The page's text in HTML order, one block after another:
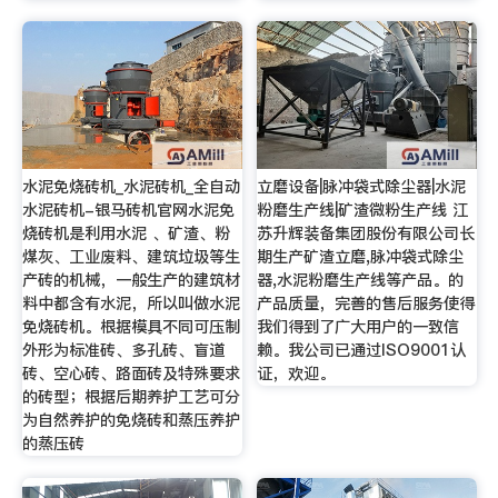
水泥免烧砖机_水泥砖机_全自动
水泥砖机-银马砖机官网水泥免
烧砖机是利用水泥 、矿渣、粉
煤灰、工业废料、建筑垃圾等生
产砖的机械，一般生产的建筑材
料中都含有水泥，所以叫做水泥
免烧砖机。根据模具不同可压制
外形为标准砖、多孔砖、盲道
砖、空心砖、路面砖及特殊要求
的砖型；根据后期养护工艺可分
为自然养护的免烧砖和蒸压养护
的蒸压砖
立磨设备|脉冲袋式除尘器|水泥
粉磨生产线|矿渣微粉生产线 江
苏升辉装备集团股份有限公司长
期生产矿渣立磨,脉冲袋式除尘
器,水泥粉磨生产线等产品。的
产品质量，完善的售后服务使得
我们得到了广大用户的一致信
赖。我公司已通过ISO9001认
证，欢迎。